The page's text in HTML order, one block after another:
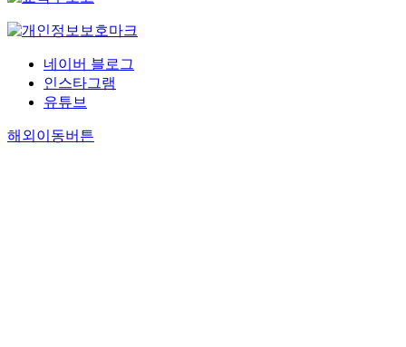
네이버 블로그
인스타그램
유튜브
해외이동버튼